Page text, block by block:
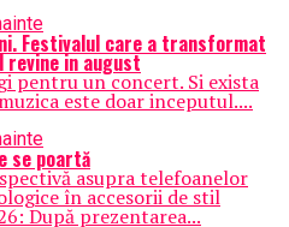
Festivalul care a transformat
in august
pentru un concert. Si exista
este doar inceputul....
se poartă
asupra telefoanelor
în accesorii de stil
După prezentarea...